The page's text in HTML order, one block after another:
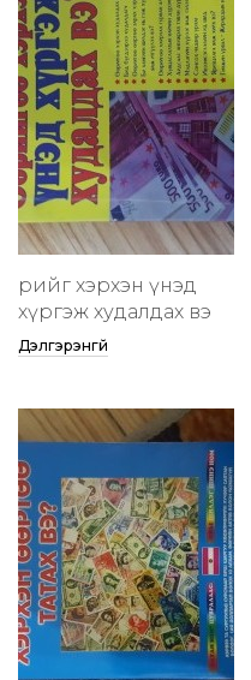
өөрийгөө хэрхэн үнэд
хүргэж худалдах вэ
Дэлгэрэнгүй